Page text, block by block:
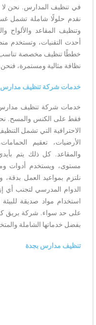
في تنظيف المدارس. نحن
نقدم حلولًا شاملة تشمل
وتنظيف المقاعد
أحدث التقنيات، وتستخدم
خططًا تنظيف مخصصة تناسب
نظافة مثالية ومستمرة،
خدمات شركة تنظيف مدارس
خدمات شركة تنظيف
فقط على الكنس والمسح.
الاحترافية التي تشمل
الأرضيات، تعقيم
والمقاعد. كل ذلك يتم
مستوى، ويستخدم أدوات
نلتزم بمواعيد العمل
الدوام المدرسي لتجنب أي
استخدام مواد صديقة
على حد سواء. شركة بريق
بفضل خدماتها الشاملة
تنظيف مدارس بجدة